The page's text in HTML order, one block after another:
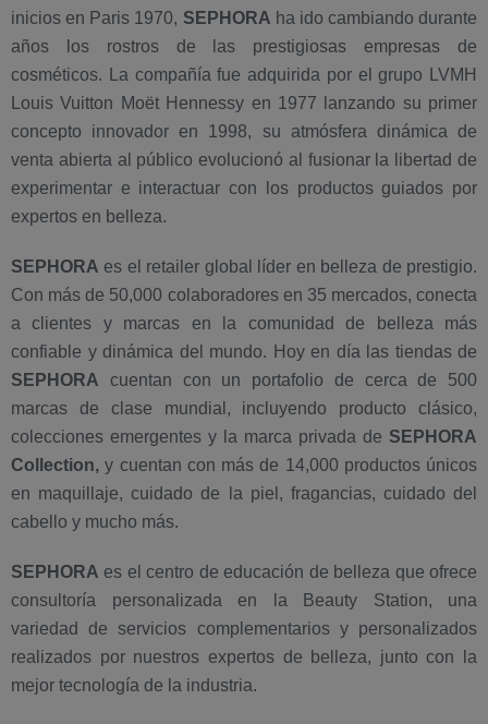
inicios en Paris 1970, SEPHORA ha ido cambiando durante
años los rostros de las prestigiosas empresas de
cosméticos. La compañía fue adquirida por el grupo LVMH
Louis Vuitton Moët Hennessy en 1977 lanzando su primer
concepto innovador en 1998, su atmósfera dinámica de
venta abierta al público evolucionó al fusionar la libertad de
experimentar e interactuar con los productos guiados por
expertos en belleza.
SEPHORA es el retailer global líder en belleza de prestigio.
Con más de 50,000 colaboradores en 35 mercados, conecta
a clientes y marcas en la comunidad de belleza más
confiable y dinámica del mundo. Hoy en día las tiendas de
SEPHORA cuentan con un portafolio de cerca de 500
marcas de clase mundial, incluyendo producto clásico,
colecciones emergentes y la marca privada de SEPHORA
Collection, y cuentan con más de 14,000 productos únicos
en maquillaje, cuidado de la piel, fragancias, cuidado del
cabello y mucho más.
SEPHORA es el centro de educación de belleza que ofrece
consultoría personalizada en la Beauty Station, una
variedad de servicios complementarios y personalizados
realizados por nuestros expertos de belleza, junto con la
mejor tecnología de la industria.